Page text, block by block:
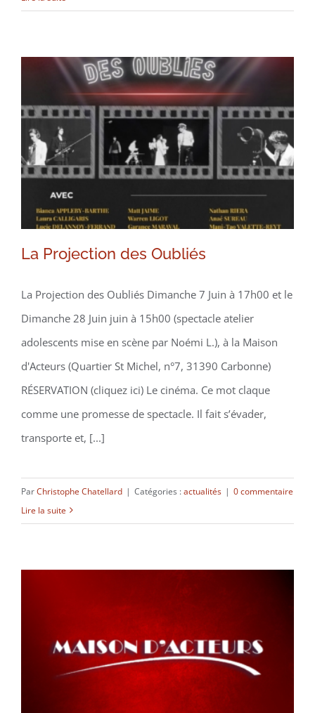
La Projection des Oubliés
La Projection des Oubliés
La Projection des Oubliés Dimanche 7 Juin à 17h00 et le
Dimanche 28 Juin juin à 15h00 (spectacle atelier
adolescents mise en scène par Noémi L.), à la Maison
d'Acteurs (Quartier St Michel, n°7, 31390 Carbonne)
RÉSERVATION (cliquez ici) Le cinéma. Ce mot claque
comme une promesse de spectacle. Il fait s’évader,
transporte et, [...]
ParChristophe Chatellard | Catégories :actualités | 0 commentaire
Lire la suite
Représentations d’Ateliers Juin et
Juillet 2026